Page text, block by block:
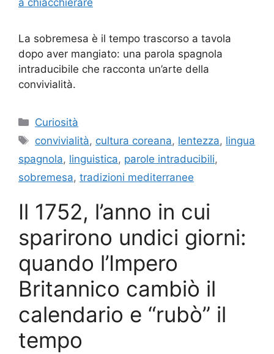
La sobremesa è il tempo trascorso a tavola
dopo aver mangiato: una parola spagnola
intraducibile che racconta un’arte della
convivialità.
Categorie
Curiosità
Tag
convivialità, cultura coreana, lentezza, lingua
spagnola, linguistica, parole intraducibili,
sobremesa, tradizioni mediterranee
Il 1752, l’anno in cui
sparirono undici giorni:
quando l’Impero
Britannico cambiò il
calendario e “rubò” il
tempo